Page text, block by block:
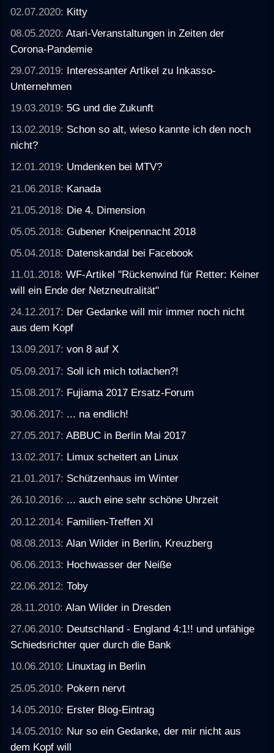
02.07.2020: Kitty
08.05.2020:Atari-Veranstaltungen in Zeiten der
Corona-Pandemie
29.07.2019: Interessanter Artikel zu Inkasso-
Unternehmen
19.03.2019: 5G und die Zukunft
13.02.2019: Schon so alt, wieso kannte ich den noch
nicht?
12.01.2019: Umdenken bei MTV?
21.06.2018: Kanada
21.05.2018: Die 4. Dimension
05.05.2018:Gubener Kneipennacht 2018
05.04.2018: Datenskandal bei Facebook
11.01.2018:WF-Artikel "Rückenwind für Retter: Keiner
will ein Ende der Netzneutralität"
24.12.2017: Der Gedanke will mir immer noch nicht
aus dem Kopf
13.09.2017:von 8 auf X
05.09.2017: Soll ich mich totlachen?!
15.08.2017: Fujiama 2017 Ersatz-Forum
30.06.2017: ... na endlich!
27.05.2017:ABBUC in Berlin Mai 2017
13.02.2017: Limux scheitert an Linux
21.01.2017: Schützenhaus im Winter
26.10.2016: ... auch eine sehr schöne Uhrzeit
20.12.2014: Familien-Treffen XI
08.08.2013:Alan Wilder in Berlin, Kreuzberg
06.06.2013: Hochwasser der Neiße
22.06.2012:Toby
28.11.2010:Alan Wilder in Dresden
27.06.2010: Deutschland - England 4:1!! und unfähige
Schiedsrichter quer durch die Bank
10.06.2010: Linuxtag in Berlin
25.05.2010: Pokern nervt
14.05.2010: Erster Blog-Eintrag
14.05.2010: Nur so ein Gedanke, der mir nicht aus
dem Kopf will